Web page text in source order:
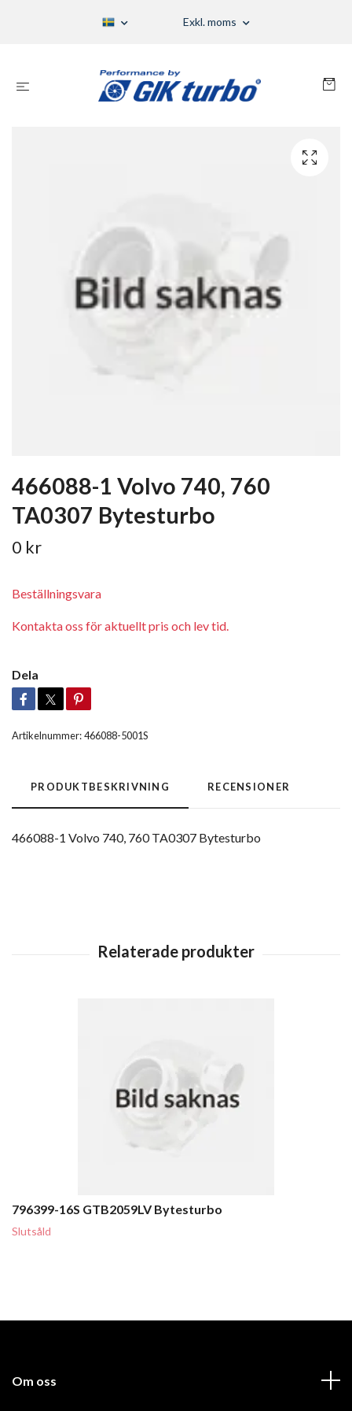
Exkl. moms
466088-1 Volvo 740, 760
TA0307 Bytesturbo
0 kr
Beställningsvara
Kontakta oss för aktuellt pris och lev tid.
Dela
Artikelnummer:466088-5001S
PRODUKTBESKRIVNING RECENSIONER
466088-1 Volvo 740, 760 TA0307 Bytesturbo
796399-16S GTB2059LV Bytesturbo
Slutsåld
Om oss